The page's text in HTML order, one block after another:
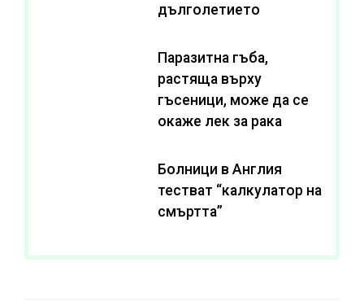
дълголетието
Паразитна гъба,
растяща върху
гъсеници, може да се
окаже лек за рака
Болници в Англия
тестват “калкулатор на
смъртта”